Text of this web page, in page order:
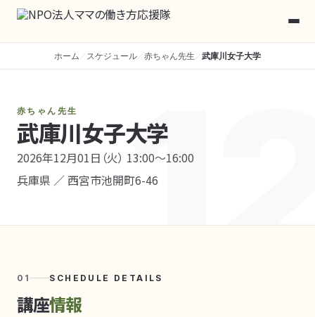
ホーム スケジュール 赤ちゃん先生 武庫川女子大学
赤ちゃん先生
武庫川女子大学
2026年12月01日（火） 13:00〜16:00
兵庫県 ／ 西宮市池開町6-46
01 SCHEDULE DETAILS
講座情報